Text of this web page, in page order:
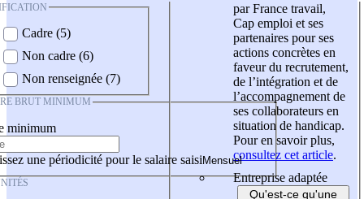
Cadre (5)
Non cadre (6)
Non renseignée (7)
BRUT MINIMUM
minimum
une périodicité pour le salaire saisi
par France travail,
Cap emploi et ses
partenaires pour ses
actions concrètes en
faveur du recrutement,
de l’intégration et de
l’accompagnement de
ses collaborateurs en
situation de handicap.
Pour en savoir plus,
consultez cet article.
Entreprise adaptée
Qu'est-ce qu'une